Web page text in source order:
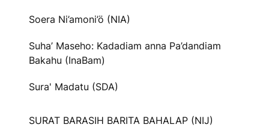
Soera Ni’amoni’ö (NIA)
Suha’ Maseho: Kadadiam anna Pa’dandiam
Bakahu (InaBam)
Sura' Madatu (SDA)
SURAT BARASIH BARITA BAHALAP (NIJ)